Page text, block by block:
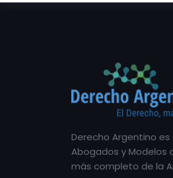
Derecho Argentino
Abogados y Modelos
más completo de la